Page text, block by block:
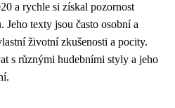
a rychle si získal pozornost
texty jsou často osobní a
životní zkušenosti a pocity.
s různými hudebními styly a jeho